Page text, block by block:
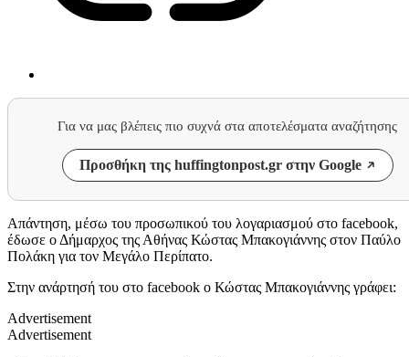
Για να μας βλέπεις πιο συχνά στα αποτελέσματα αναζήτησης
Προσθήκη της huffingtonpost.gr στην Google
Απάντηση, μέσω του προσωπικού του λογαριασμού στο facebook,
έδωσε ο Δήμαρχος της Αθήνας Κώστας Μπακογιάννης στον Παύλο
Πολάκη για τον Μεγάλο Περίπατο.
Στην ανάρτησή του στο facebook ο Κώστας Μπακογιάννης γράφει:
Advertisement
Advertisement